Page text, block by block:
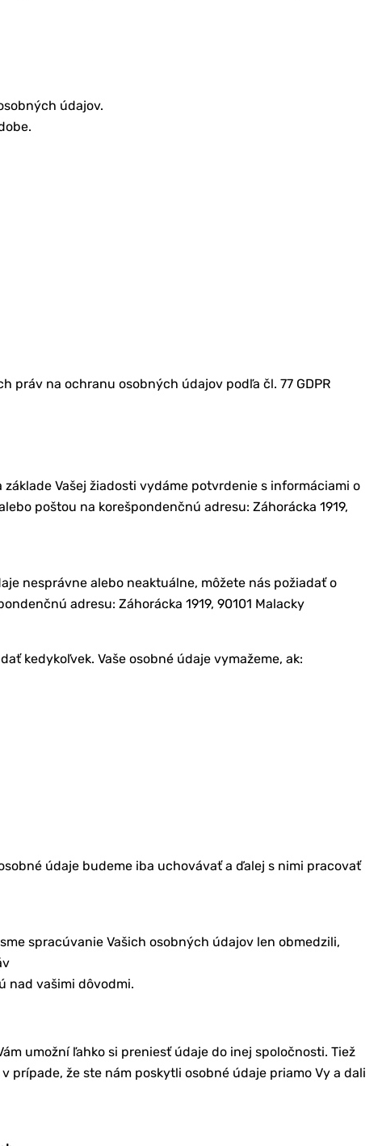
údajov.
práv na ochranu osobných údajov podľa čl. 77 GDPR
Vašej žiadosti vydáme potvrdenie s informáciami o
poštou na korešpondenčnú adresu: Záhorácka 1919,
nesprávne alebo neaktuálne, môžete nás požiadať o
adresu: Záhorácka 1919, 90101 Malacky
kedykoľvek. Vaše osobné údaje vymažeme, ak:
údaje budeme iba uchovávať a ďalej s nimi pracovať
spracúvanie Vašich osobných údajov len obmedzili,
nad vašimi dôvodmi.
umožní ľahko si preniesť údaje do inej spoločnosti. Tiež
prípade, že ste nám poskytli osobné údaje priamo Vy a dali